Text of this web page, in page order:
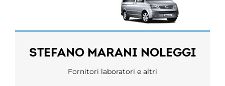
STEFANO MARANI NOLEGGI
Fornitori laboratori e altri